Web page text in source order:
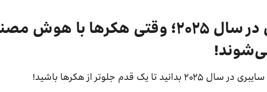
۱۰روند امنیت سایبری در سال ۲۰۲۵؛ وقتی هکرها با
یک قدم جلوتر از هکرها باشید!